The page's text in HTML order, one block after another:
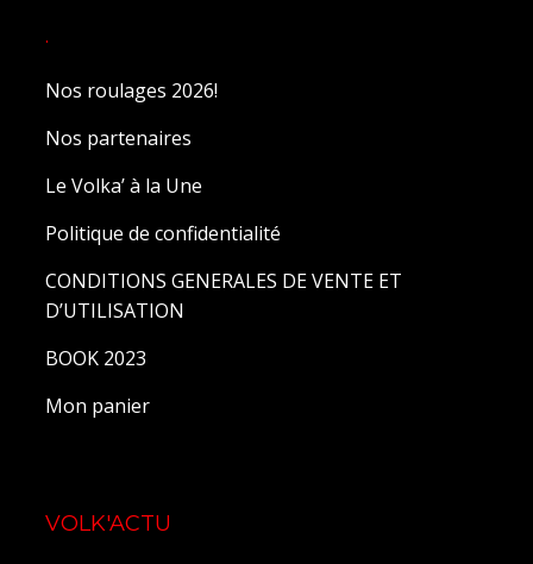
.
Nos roulages 2026!
Nos partenaires
Le Volka’ à la Une
Politique de confidentialité
CONDITIONS GENERALES DE VENTE ET
D’UTILISATION
BOOK 2023
Mon panier
VOLK'ACTU